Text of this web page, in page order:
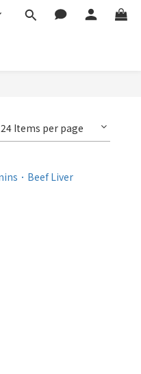
24 Items per page